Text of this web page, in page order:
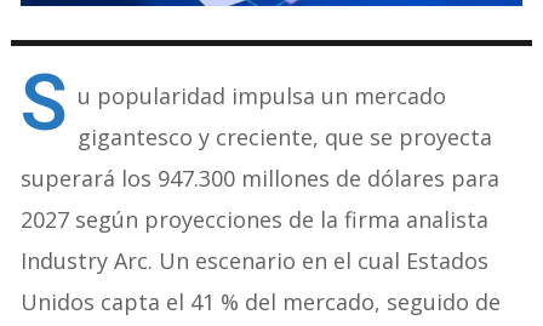
S u popularidad impulsa un mercado
gigantesco y creciente, que se proyecta
superará los 947.300 millones de dólares para
2027 según proyecciones de la firma analista
Industry Arc. Un escenario en el cual Estados
Unidos capta el 41 % del mercado, seguido de